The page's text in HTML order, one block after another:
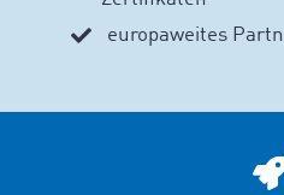
europaweites